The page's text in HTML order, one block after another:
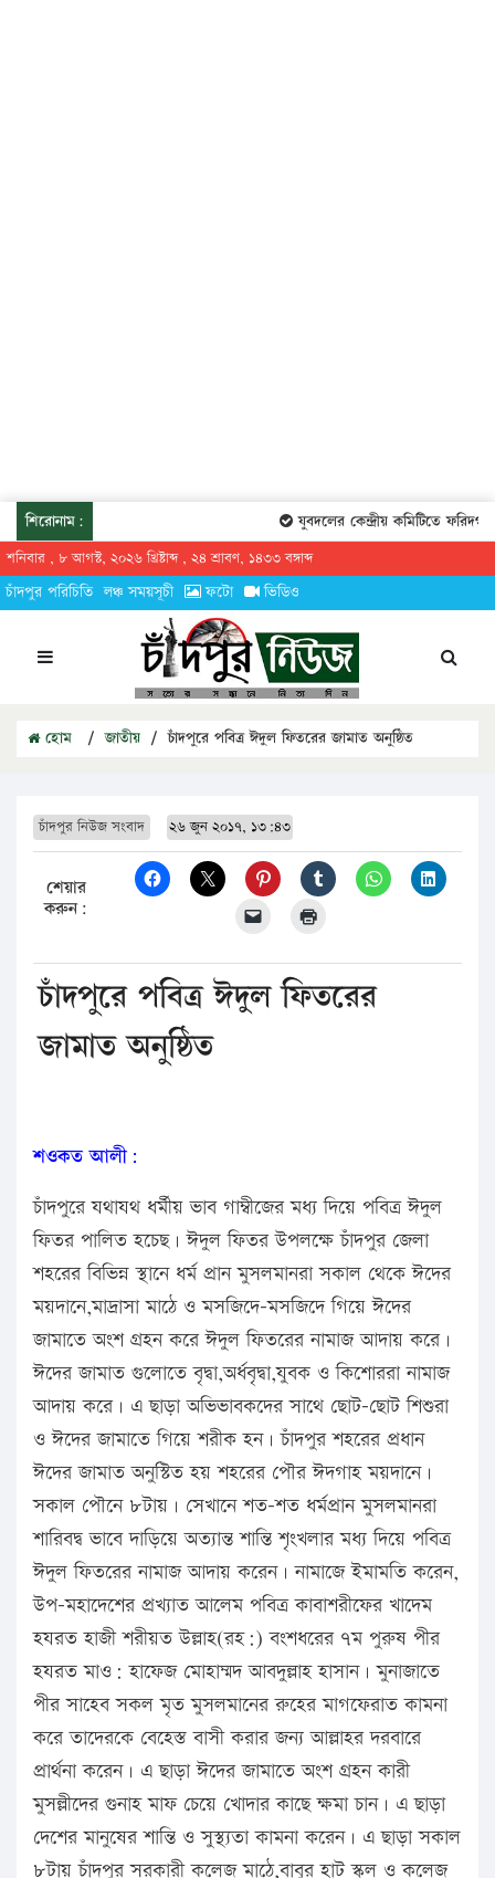
শিরোনাম: যুবদলের কেন্দ্রীয় কমিটিতে
শনিবার , ৮ আগস্ট, ২০২৬ খ্রিষ্টাব্দ , ২৪ শ্রাবণ, ১৪৩৩ বঙ্গাব্দ
চাঁদপুর পরিচিতি লঞ্চ সময়সূচী ফটো ভিডিও
হোম / জাতীয় / চাঁদপুরে পবিত্র ঈদুল ফিতরের জামাত অনুষ্ঠিত
চাঁদপুর নিউজ সংবাদ ২৬ জুন ২০১৭, ১৩:৪৩
শেয়ার
করুন:
চাঁদপুরে পবিত্র ঈদুল ফিতরের
জামাত অনুষ্ঠিত
শওকত আলী:
চাঁদপুরে যথাযথ ধর্মীয় ভাব গাম্বীজের মধ্য দিয়ে পবিত্র ঈদুল
ফিতর পালিত হচেছ। ঈদুল ফিতর উপলক্ষে চাঁদপুর জেলা
শহরের বিভিন্ন স্থানে ধর্ম প্রান মুসলমানরা সকাল থেকে ঈদের
ময়দানে,মাদ্রাসা মাঠে ও মসজিদে-মসজিদে গিয়ে ঈদের
জামাতে অংশ গ্রহন করে ঈদুল ফিতরের নামাজ আদায় করে।
ঈদের জামাত গুলোতে বৃদ্বা,অর্ধবৃদ্বা,যুবক ও কিশোররা নামাজ
আদায় করে। এ ছাড়া অভিভাবকদের সাথে ছোট-ছোট শিশুরা
ও ঈদের জামাতে গিয়ে শরীক হন। চাঁদপুর শহরের প্রধান
ঈদের জামাত অনুস্টিত হয় শহরের পৌর ঈদগাহ ময়দানে।
সকাল পৌনে ৮টায়। সেখানে শত-শত ধর্মপ্রান মুসলমানরা
শারিবদ্ব ভাবে দাড়িয়ে অত্যান্ত শান্তি শৃংখলার মধ্য দিয়ে পবিত্র
ঈদুল ফিতরের নামাজ আদায় করেন। নামাজে ইমামতি করেন,
উপ-মহাদেশের প্রখ্যাত আলেম পবিত্র কাবাশরীফের খাদেম
হযরত হাজী শরীয়ত উল্লাহ(রহ:) বংশধরের ৭ম পুরুষ পীর
হযরত মাও: হাফেজ মোহাম্মদ আবদুল্লাহ হাসান। মুনাজাতে
পীর সাহেব সকল মৃত মুসলমানের রুহের মাগফেরাত কামনা
করে তাদেরকে বেহেস্ত বাসী করার জন্য আল্লাহর দরবারে
প্রার্থনা করেন। এ ছাড়া ঈদের জামাতে অংশ গ্রহন কারী
মুসল্লীদের গুনাহ মাফ চেয়ে খোদার কাছে ক্ষমা চান। এ ছাড়া
দেশের মানুষের শান্তি ও সুস্থ্যতা কামনা করেন। এ ছাড়া সকাল
৮টায় চাঁদপুর সরকারী কলেজ মাঠে,বাবুর হাট স্কুল ও কলেজ